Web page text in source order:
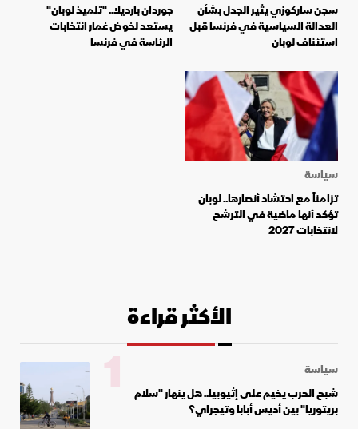
سجن ساركوزي يثير الجدل بشأن
العدالة السياسية في فرنسا قبل
استئناف لوبان
جوردان بارديلا.. "تلميذ لوبان"
يستعد لخوض غمار انتخابات
الرئاسة في فرنسا
سياسة
تزامناً مع احتشاد أنصارها.. لوبان
تؤكد أنها ماضية في الترشح
لانتخابات 2027
الأكثر قراءة
سياسة
شبح الحرب يخيم على إثيوبيا.. هل ينهار "سلام
بريتوريا" بين أديس أبابا وتيجراي؟
1